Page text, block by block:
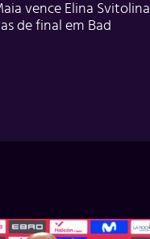
vence Elina Svitolina
de final em Bad